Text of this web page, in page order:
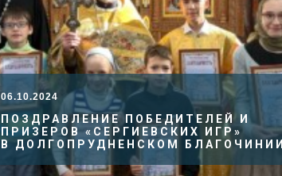
06.10.2024
ПОЗДРАВЛЕНИЕ ПОБЕДИТЕЛЕЙ И
ПРИЗЕРОВ «СЕРГИЕВСКИХ ИГР»
В ДОЛГОПРУДНЕНСКОМ БЛАГОЧИНИИ